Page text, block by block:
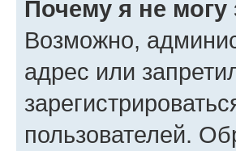
Почему я не могу
Возможно,
адрес или
пользователей.